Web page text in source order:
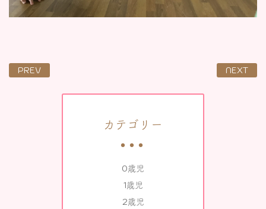
PREV NEXT
カテゴリー
0歳児
1歳児
2歳児